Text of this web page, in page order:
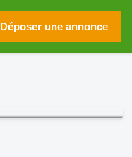
Déposer une annonce